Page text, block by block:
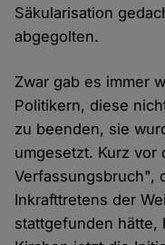
Säkularisation
abgegolten.
Zwar gab es immer
Politikern, diese
zu beenden, sie
umgesetzt. Kurz vor
Verfassungsbruch",
Inkrafttretens der
stattgefunden hätte,